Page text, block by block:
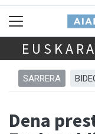
SARRERA
Dena